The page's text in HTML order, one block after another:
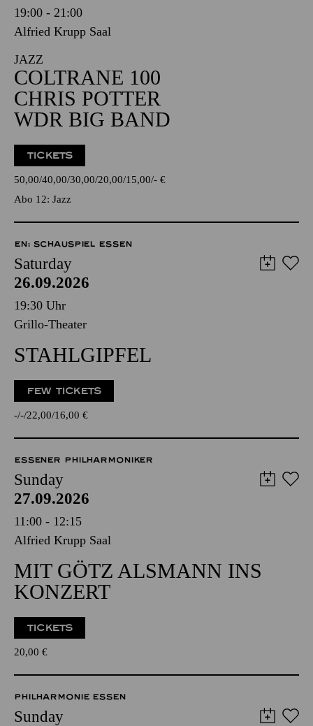
19:00 - 21:00
Alfried Krupp Saal
JAZZ
COLTRANE 100
CHRIS POTTER
WDR BIG BAND
TICKETS
50,00 40,00 30,00 20,00 15,00 - €
Abo 12: Jazz
EN: SCHAUSPIEL ESSEN
Saturday
26.09.2026
19:30 Uhr
Grillo-Theater
STAHLGIPFEL
FEW TICKETS
- - 22,00 16,00 €
ESSENER PHILHARMONIKER
Sunday
27.09.2026
11:00 - 12:15
Alfried Krupp Saal
MIT GÖTZ ALSMANN INS
KONZERT
TICKETS
20,00 €
PHILHARMONIE ESSEN
Sunday